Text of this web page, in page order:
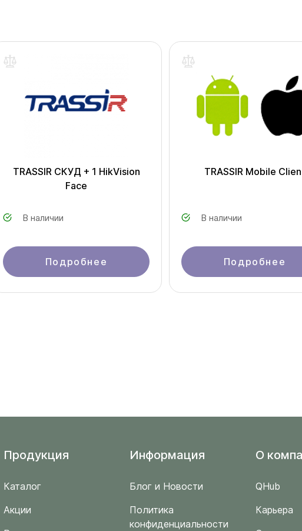
TRASSIR СКУД + 1 HikVision
Face
В наличии
Подробнее
TRASSIR Mobile
В наличии
Подробнее
Продукция
Каталог
Акции
Информация
Блог и Новости
Политика
конфиденциальности
O
QHub
Карьера